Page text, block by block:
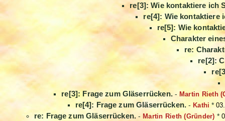
re[3]: Wie kontaktiere ich
re[4]: Wie kontaktiere
re[5]: Wie
Charakter
re:
re[2]:
re[3]: Frage zum Gläserrücken.- Martin Rieth
re[4]: Frage zum Gläserrücken. - Kathi *
re: Frage zum Gläserrücken. - Martin Rieth (Gründer) *